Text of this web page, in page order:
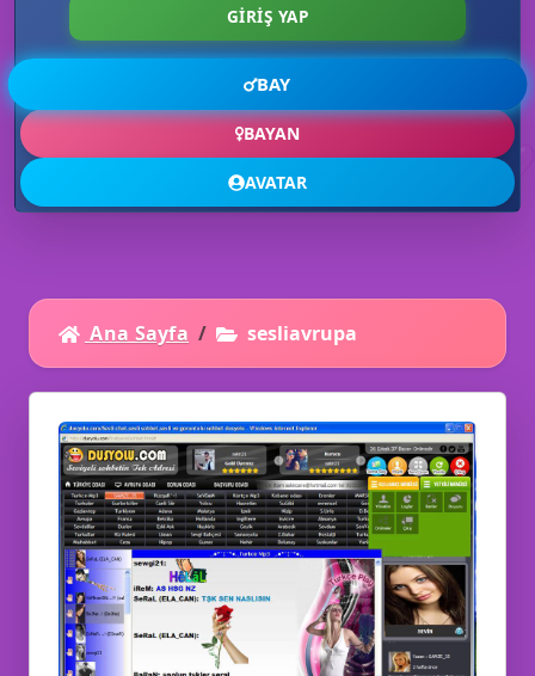
📜
BAY
BAYAN
AVATAR
Ana Sayfa sesliavrupa